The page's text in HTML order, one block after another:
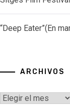
“Deep Eater”(En
ARCHIVOS
Archivos